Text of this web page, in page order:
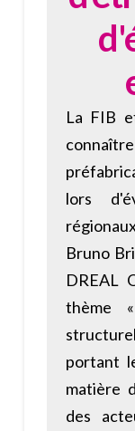
La FIB
lors
Bruno
DREAL
thème
portant
matière
des